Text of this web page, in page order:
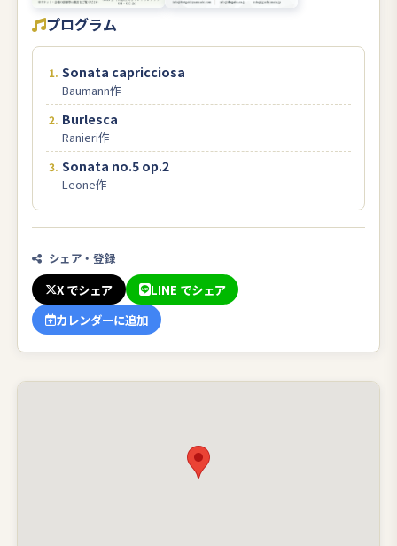
プログラム
Sonata capricciosa
Baumann作
Burlesca
Ranieri作
Sonata no.5 op.2
Leone作
シェア・登録
X でシェア
LINE でシェア
カレンダーに追加